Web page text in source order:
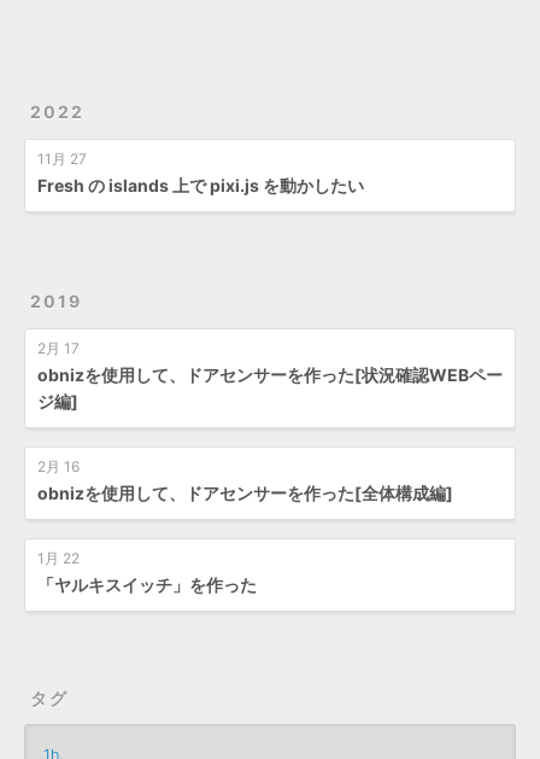
2022
11月 27
Fresh の islands 上で pixi.js を動かしたい
2019
2月 17
obnizを使用して、ドアセンサーを作った[状況確認WEBペー
ジ編]
2月 16
obnizを使用して、ドアセンサーを作った[全体構成編]
1月 22
「ヤルキスイッチ」を作った
タグ
1h.